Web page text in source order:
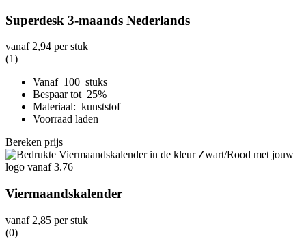
Superdesk 3-maands Nederlands
vanaf 2,94 per stuk
(1)
Vanaf 100 stuks
Bespaar tot 25%
Materiaal: kunststof
Voorraad laden
Bereken prijs
Viermaandskalender
vanaf 2,85 per stuk
(0)